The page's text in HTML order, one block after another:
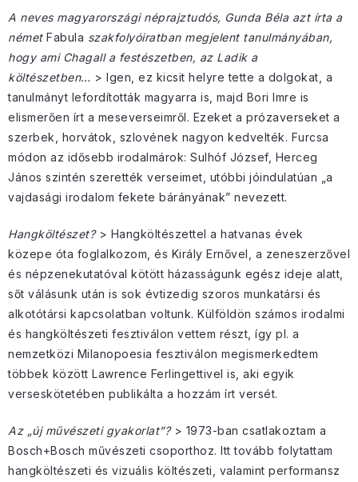
A neves magyarországi néprajztudós, Gunda Béla azt írta a
német Fabula szakfolyóiratban megjelent tanulmányában,
hogy ami Chagall a festészetben, az Ladik a
költészetben… > Igen, ez kicsit helyre tette a dolgokat, a
tanulmányt lefordították magyarra is, majd Bori Imre is
elismerően írt a meseverseimről. Ezeket a prózaverseket a
szerbek, horvátok, szlovének nagyon kedvelték. Furcsa
módon az idősebb irodalmárok: Sulhóf József, Herceg
János szintén szerették verseimet, utóbbi jóindulatúan „a
vajdasági irodalom fekete bárányának” nevezett.
Hangköltészet?> Hangköltészettel a hatvanas évek
közepe óta foglalkozom, és Király Ernővel, a zeneszerzővel
és népzenekutatóval kötött házasságunk egész ideje alatt,
sőt válásunk után is sok évtizedig szoros munkatársi és
alkotótársi kapcsolatban voltunk. Külföldön számos irodalmi
és hangköltészeti fesztiválon vettem részt, így pl. a
nemzetközi Milanopoesia fesztiválon megismerkedtem
többek között Lawrence Ferlingettivel is, aki egyik
verseskötetében publikálta a hozzám írt versét.
Az „új művészeti gyakorlat”?> 1973-ban csatlakoztam a
Bosch+Bosch művészeti csoporthoz. Itt tovább folytattam
hangköltészeti és vizuális költészeti, valamint performansz